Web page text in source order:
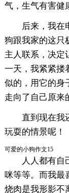
气，生气有害健
后来，我在
狗跟我家的这只
主人联系，决定
一天，我紧紧搂
似的，用它的身
走向了自己原来
直到现在我
玩耍的情景呢！
可爱的小狗作文15
人人都有自
咪等等。而我
烧肉是我形影不